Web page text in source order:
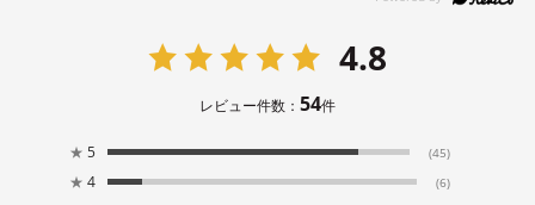
4.8
レビュー件数： 54件
★ 5 (45)
★ 4 (6)